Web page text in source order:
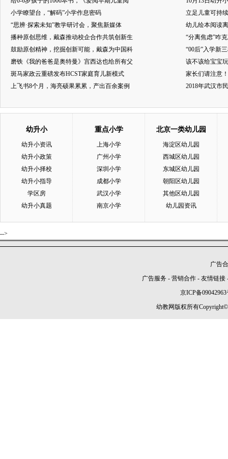
小学瞭望台，“解码”小学作息密码
“思辨·探索未知”教学研讨会，聚焦新媒体
播种原创思维，戴森推动校企合作共筑创新生
鼓励原创精神，挖掘创新可能，戴森为中国科
磨铁《我的爸爸是奥特曼》宫西达也给所有父
斑马家政云重磅发布HCST家庭育儿新模式
上飞书8个月，海亮硕果累累，产出百余案例
立足儿童可持
幼儿绘本阅读
“分离焦虑”咋
“00后”入学新
该不该给宝宝
家长们请注意
2018年武汉市
幼升小
幼升小资讯
幼升小政策
幼升小择校
幼升小指导
学区房
幼升小真题
重点小学
上海小学
广州小学
深圳小学
成都小学
武汉小学
南京小学
北京一类幼儿园
海淀区幼儿园
西城区幼儿园
东城区幼儿园
朝阳区幼儿园
其他区幼儿园
幼儿园资讯
-->
广告
广告服务 - 营销合作 - 友情链接
京ICP备09042963
幼教网版权所有